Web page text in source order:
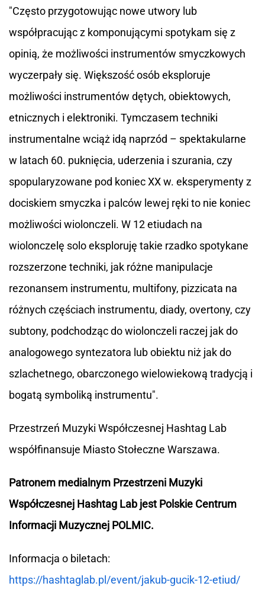
"Często przygotowując nowe utwory lub
współpracując z komponującymi spotykam się z
opinią, że możliwości instrumentów smyczkowych
wyczerpały się. Większość osób eksploruje
możliwości instrumentów dętych, obiektowych,
etnicznych i elektroniki. Tymczasem techniki
instrumentalne wciąż idą naprzód – spektakularne
w latach 60. puknięcia, uderzenia i szurania, czy
spopularyzowane pod koniec XX w. eksperymenty z
dociskiem smyczka i palców lewej ręki to nie koniec
możliwości wiolonczeli. W 12 etiudach na
wiolonczelę solo eksploruję takie rzadko spotykane
rozszerzone techniki, jak różne manipulacje
rezonansem instrumentu, multifony, pizzicata na
różnych częściach instrumentu, diady, overtony, czy
subtony, podchodząc do wiolonczeli raczej jak do
analogowego syntezatora lub obiektu niż jak do
szlachetnego, obarczonego wielowiekową tradycją i
bogatą symboliką instrumentu".
Przestrzeń Muzyki Współczesnej Hashtag Lab
współfinansuje Miasto Stołeczne Warszawa.
Patronem medialnym Przestrzeni Muzyki
Współczesnej Hashtag Lab jest Polskie Centrum
Informacji Muzycznej POLMIC.
Informacja o biletach:
https://hashtaglab.pl/event/jakub-gucik-12-etiud/